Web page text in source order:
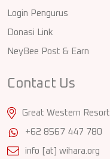
Login Pengurus
Donasi Link
NeyBee Post & Earn
Contact Us
Great Western Resort
+62 8567 447 780
info [at] wihara.org